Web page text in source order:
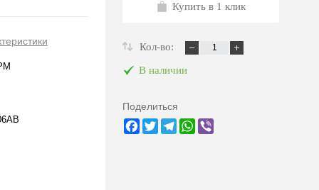
Купить в 1 клик
Кол-во:
В наличии
Поделиться
Facebook
TwitterTelegramWhatsApp